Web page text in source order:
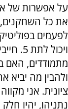
על אפשרות של
את כל השחקנים,
ויכול
מתמודדים, האם
ולהבין מה יביא
ציונית. אני
נתניהו, יהיו